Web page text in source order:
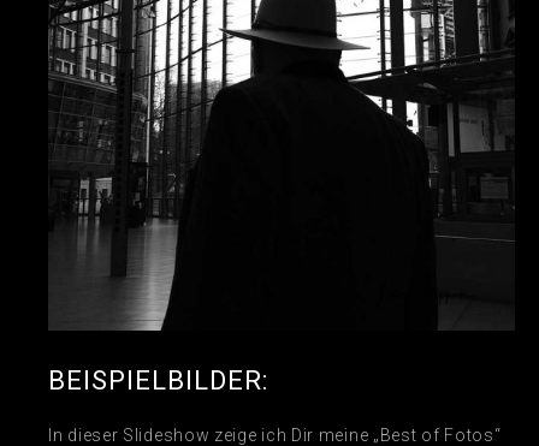
BEISPIELBILDER:
In dieser Slideshow zeige ich Dir meine „Best of Fotos“